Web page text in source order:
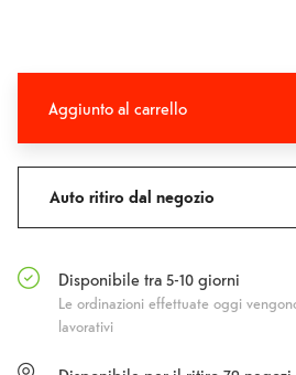
Aggiunto al carrello
Auto ritiro dal negozio
Disponibile tra 5-10 giorni
Le ordinazioni effettuate oggi
lavorativi